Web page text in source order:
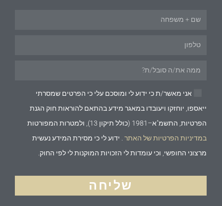
אני מאשר/ת כי ידוע לי ומוסכם עלי כי הפרטים שמסרתי
ייאספו, יוחזקו ויעובדו במאגר מידע בהתאם להוראות חוק הגנת
הפרטיות, התשמ"א–1981 (כולל תיקון 13), ולמטרות המפורטות
במדיניות הפרטיות של האתר
. ידוע לי כי מסירת המידע נעשית
מרצוני החופשי, וכי עומדות לי הזכויות המוקנות לי לפי החוק.
שליחה